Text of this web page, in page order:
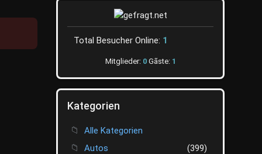
Total Besucher Online: 1
Mitglieder: 0Gãste: 1
Kategorien
Alle Kategorien
Autos
(399)